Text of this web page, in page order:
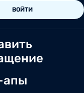
ВОЙТИ
апы